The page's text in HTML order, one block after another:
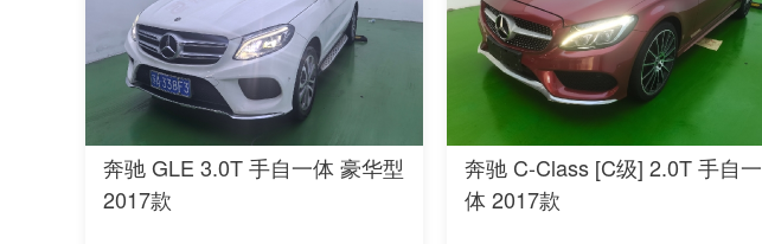
奔驰 GLE 3.0T 手自一体 豪华型
2017款
奔驰 C-Class [C级] 2.0T 手自一
体 2017款